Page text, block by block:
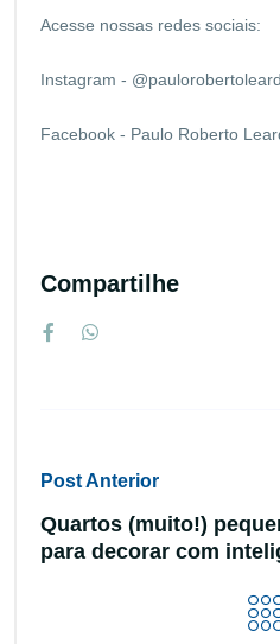
Acesse nossas redes sociais:
Instagram -
Facebook - Paulo Roberto
Compartilhe
Post Anterior
Quartos (muito!)
para decorar com